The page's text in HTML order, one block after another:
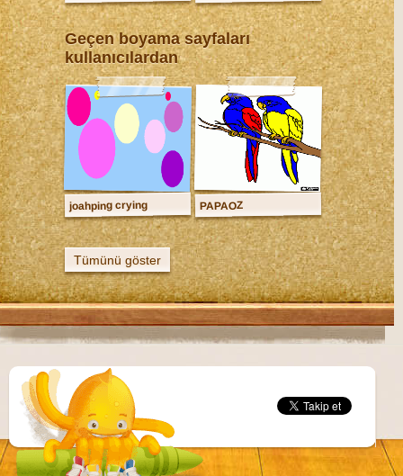
Geçen boyama sayfaları
kullanıcılardan
joahping crying PAPAOZ
Tümünü göster